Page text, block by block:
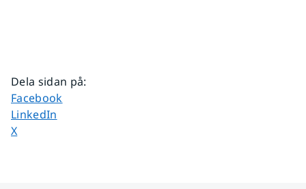
Dela sidan på:
Dela sidan på
Facebook
Dela sidan på
LinkedIn
Dela sidan på
X